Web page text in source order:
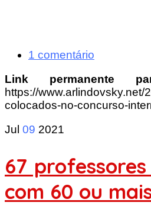
1 comentário
Link permanente
https://www.arlindovsky.net/
colocados-no-concurso-
Jul 09 2021
67
com 60 ou